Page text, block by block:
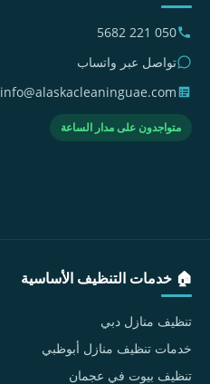
050 221 5682
تواصل عبر واتساب
info@alaskacleaninguae.com
متواجدون على مدار الساعة
🏠 خدمات التنظيف الأساسية
تنظيف منازل دبي
خدمات تنظيف منازل أبوظبي
تنظيف بيوت في عجمان